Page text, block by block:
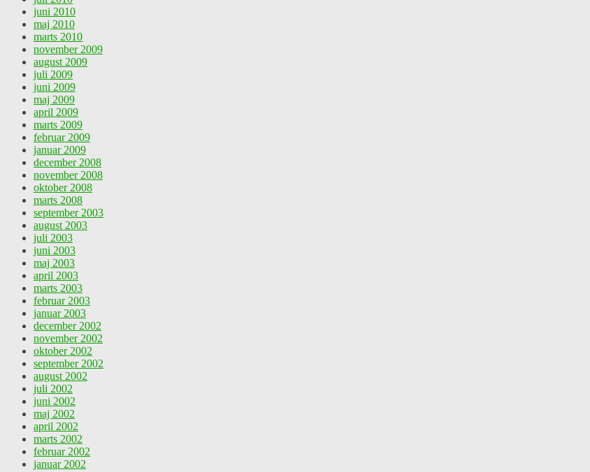
juni 2010
maj 2010
marts 2010
november 2009
august 2009
juli 2009
juni 2009
maj 2009
april 2009
marts 2009
februar 2009
januar 2009
december 2008
november 2008
oktober 2008
marts 2008
september 2003
august 2003
juli 2003
juni 2003
maj 2003
april 2003
marts 2003
februar 2003
januar 2003
december 2002
november 2002
oktober 2002
september 2002
august 2002
juli 2002
juni 2002
maj 2002
april 2002
marts 2002
februar 2002
januar 2002